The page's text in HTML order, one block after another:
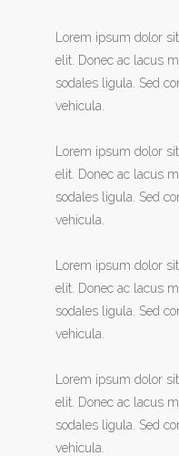
Lorem ipsum dolor
elit. Donec ac lacus
sodales ligula. Sed
vehicula.
Lorem ipsum dolor
elit. Donec ac lacus
sodales ligula. Sed
vehicula.
Lorem ipsum dolor
elit. Donec ac lacus
sodales ligula. Sed
vehicula.
Lorem ipsum dolor
elit. Donec ac lacus
sodales ligula. Sed
vehicula.